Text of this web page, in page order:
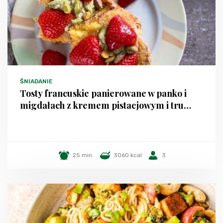
ŚNIADANIE
Tosty francuskie panierowane w panko i
migdałach z kremem pistacjowym i tru…
25 min. 3060 kcal 3